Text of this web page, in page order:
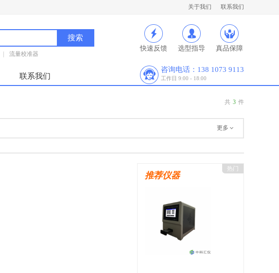
关于我们 联系我们
快速反馈 选型指导 真品保障
流量校准器
联系我们
咨询电话：138 1073 9113
工作日 9:00 - 18:00
共 3 件
更多
热门
推荐仪器